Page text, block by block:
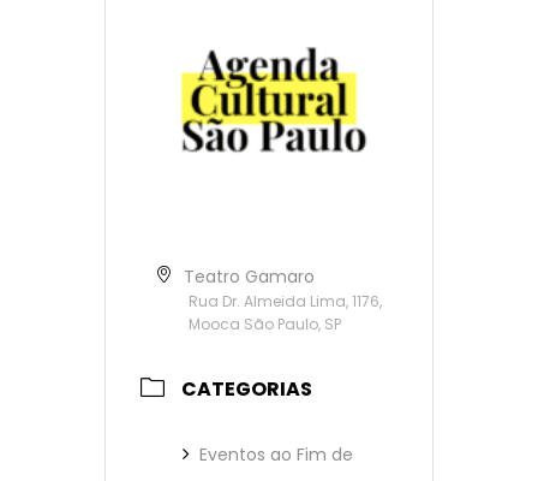
Teatro Gamaro
Rua Dr. Almeida Lima, 1176,
Mooca São Paulo, SP
CATEGORIAS
Eventos ao Fim de